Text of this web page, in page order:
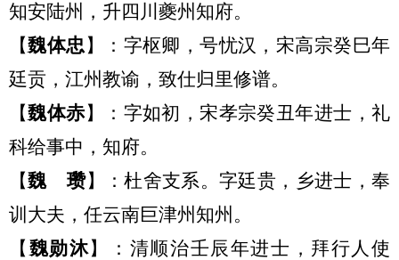
知安陆州，升四川夔州知府。
【魏体忠】： 字枢卿，号忧汉，宋高宗癸巳年
廷贡，江州教谕，致仕归里修谱。
【魏体赤】： 字如初，宋孝宗癸丑年进士，礼
科给事中，知府。
【魏 瓒】：杜舍支系。字廷贵，乡进士，奉
训大夫，任云南巨津州知州。
【 魏勋沐】： 清顺治壬辰年进士，拜行人使